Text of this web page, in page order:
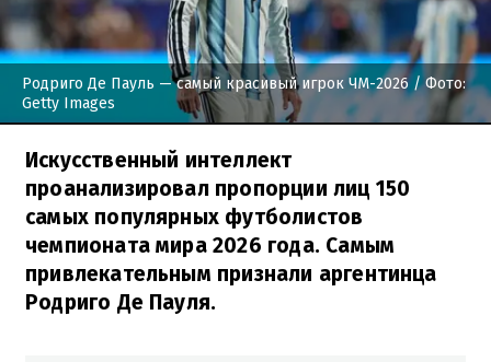
Родриго Де Пауль — самый красивый игрок ЧМ-2026/ Фото:
Getty Images
Искусственный интеллект
проанализировал пропорции лиц 150
самых популярных футболистов
чемпионата мира 2026 года. Самым
привлекательным признали аргентинца
Родриго Де Пауля.